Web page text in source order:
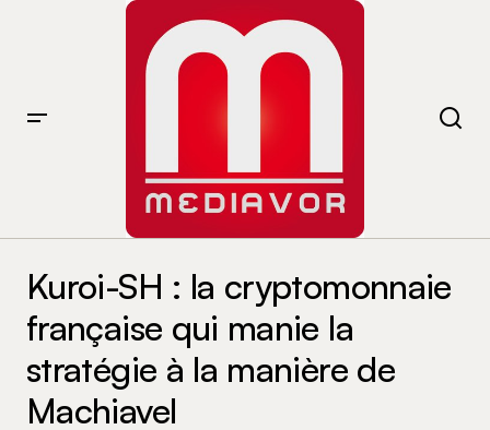
Kuroi-SH : la cryptomonnaie
française qui manie la
stratégie à la manière de
Machiavel